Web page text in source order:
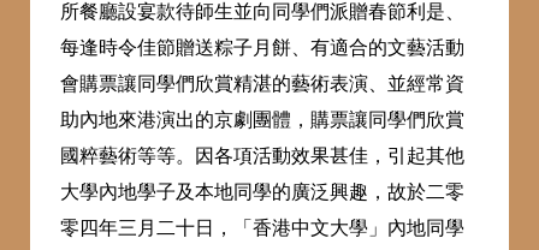
所餐廳設宴款待師生並向同學們派贈春節利是、
每逢時令佳節贈送粽子月餅、有適合的文藝活動
會購票讓同學們欣賞精湛的藝術表演、並經常資
助內地來港演出的京劇團體，購票讓同學們欣賞
國粹藝術等等。因各項活動效果甚佳，引起其他
大學內地學子及本地同學的廣泛興趣，故於二零
零四年三月二十日，「香港中文大學」內地同學